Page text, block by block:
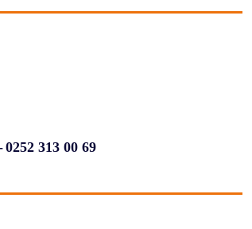
0252 313 00 69